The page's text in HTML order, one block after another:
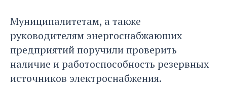
Муниципалитетам, а также
руководителям энергоснабжающих
предприятий поручили проверить
наличие и работоспособность резервных
источников электроснабжения.